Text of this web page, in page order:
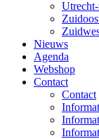
Nieuws
Agenda
Webshop
Contact
Contact